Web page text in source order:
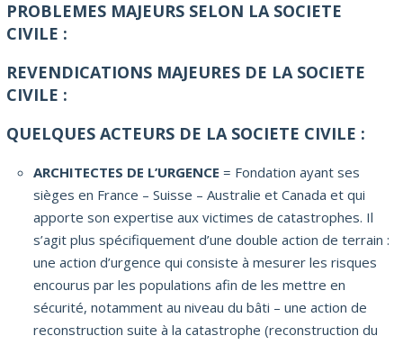
PROBLEMES MAJEURS SELON LA SOCIETE
CIVILE :
REVENDICATIONS MAJEURES DE LA SOCIETE
CIVILE :
QUELQUES ACTEURS DE LA SOCIETE CIVILE :
ARCHITECTES DE L’URGENCE = Fondation ayant ses
sièges en France – Suisse – Australie et Canada et qui
apporte son expertise aux victimes de catastrophes. Il
s’agit plus spécifiquement d’une double action de terrain :
une action d’urgence qui consiste à mesurer les risques
encourus par les populations afin de les mettre en
sécurité, notamment au niveau du bâti – une action de
reconstruction suite à la catastrophe (reconstruction du